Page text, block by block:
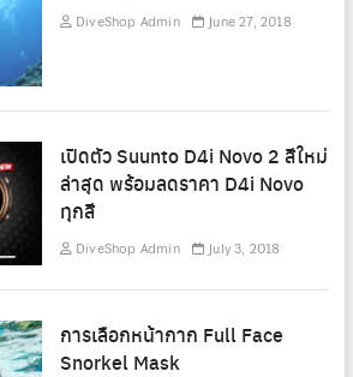
DiveShop Admin June 27, 2018
เปิดตัว Suunto D4i Novo 2 สีใหม่
ล่าสุด พร้อมลดราคา D4i Novo
ทุกสี
DiveShop Admin July 3, 2018
การเลือกหน้ากาก Full Face
Snorkel Mask